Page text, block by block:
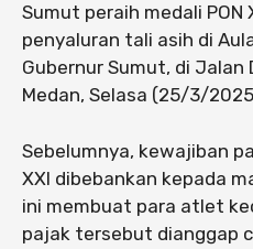
Sumut peraih medali PON
penyaluran tali asih di
Gubernur Sumut, di Jalan
Medan, Selasa (25/3/
Sebelumnya, kewajiban
XXI dibebankan kepada
ini membuat para atlet
pajak tersebut dianggap